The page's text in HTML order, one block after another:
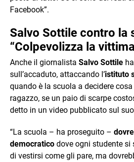
Facebook”.
Salvo Sottile contro la
“Colpevolizza la
Anche il giornalista Salvo Sottile
sull’accaduto, attaccando l’istituto
quando è la scuola a decidere
ragazzo, se un paio di scarpe
detto in un video pubblicato sul
“La scuola – ha proseguito –
democratico dove ogni studente si
di vestirsi come gli pare, ma